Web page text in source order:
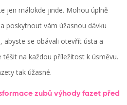
jen málokde jinde. Mohou úplně
poskytnout vám úžasnou dávku
abyste se obávali otevřít ústa a
těšit na každou příležitost k úsměvu.
tak úžasné.
zubů výhody fazet před